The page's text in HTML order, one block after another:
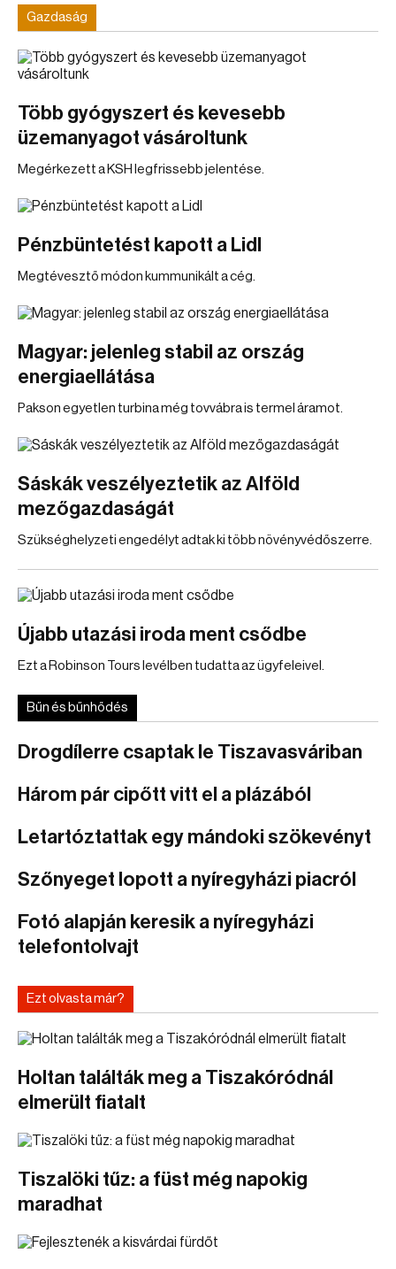
Gazdaság
Több gyógyszert és kevesebb
üzemanyagot vásároltunk
Megérkezett a KSH legfrissebb jelentése.
Pénzbüntetést kapott a Lidl
Megtévesztő módon kummunikált a cég.
Magyar: jelenleg stabil az ország
energiaellátása
Pakson egyetlen turbina még tovvábra is termel áramot.
Sáskák veszélyeztetik az Alföld
mezőgazdaságát
Szükséghelyzeti engedélyt adtak ki több növényvédőszerre.
Újabb utazási iroda ment csődbe
Ezt a Robinson Tours levélben tudatta az ügyfeleivel.
Bűn és bűnhődés
Drogdílerre csaptak le Tiszavasváriban
Három pár cipőtt vitt el a plázából
Letartóztattak egy mándoki szökevényt
Szőnyeget lopott a nyíregyházi piacról
Fotó alapján keresik a nyíregyházi
telefontolvajt
Ezt olvasta már?
Holtan találták meg a Tiszakóródnál
elmerült fiatalt
Tiszalöki tűz: a füst még napokig
maradhat